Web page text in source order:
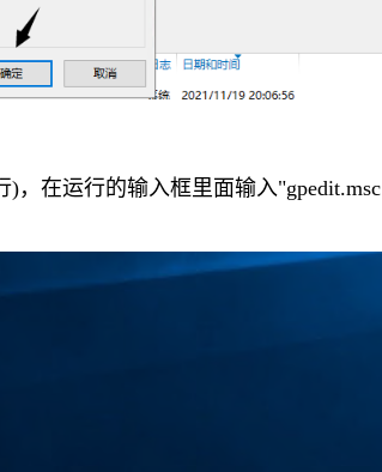
，在运行的输入框里面输入